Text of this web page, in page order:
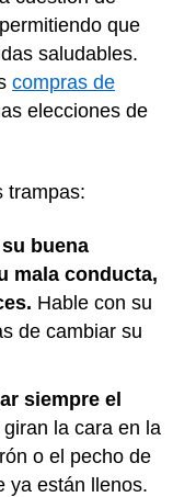
que
saludables.
compras de
elecciones de
trampas:
buena
mala conducta,
Hable con su
de cambiar su
siempre el
la cara en la
o el pecho de
ya están llenos.